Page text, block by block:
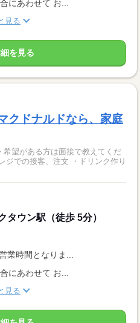
にあわせて お...
見る
を見る
クドナルドなら、家庭
希望がある方は面接で教えてくだ
タウン駅（徒歩 5分）
時間となりま...
にあわせて お...
見る